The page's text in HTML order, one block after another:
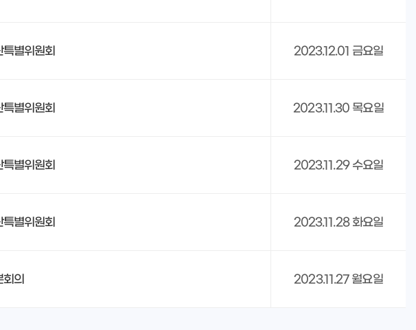
별위원회 2023.12.01 금요일
별위원회 2023.11.30 목요일
별위원회 2023.11.29 수요일
별위원회 2023.11.28 화요일
회의 2023.11.27 월요일